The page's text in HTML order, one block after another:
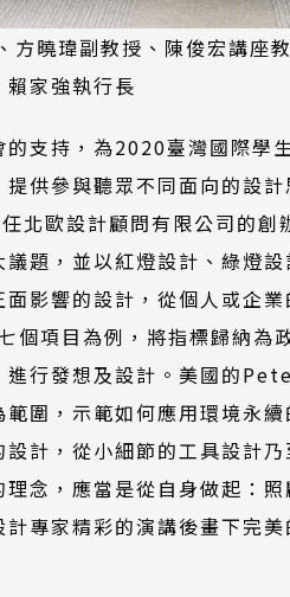
方曉瑋副教授、陳俊宏講座
家強執行長
支持，為2020臺灣國際學
供參與聽眾不同面向的設計
歐設計顧問有限公司的創
題，並以紅燈設計、綠燈
影響的設計，從個人或企
個項目為例，將指標歸納為
進行發想及設計。美國的
圍，示範如何應用環境永
計，從小細節的工具設計
念，應當是從自身做起：
專家精彩的演講後畫下完